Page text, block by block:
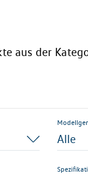
aus der
Alle